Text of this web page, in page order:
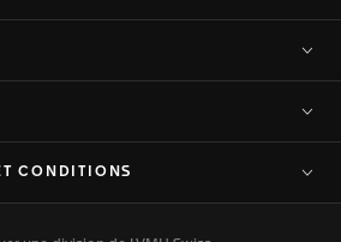
CONDITIONS